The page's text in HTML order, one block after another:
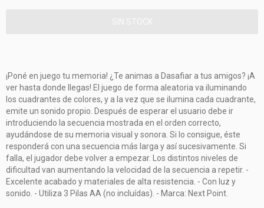
​​¡Poné en juego tu memoria! ¿Te animas a Dasafiar a tus amigos? ¡A
ver hasta donde llegas! El juego de forma aleatoria va iluminando
los cuadrantes de colores, y a la vez que se ilumina cada cuadrante,
emite un sonido propio. Después de esperar el usuario debe ir
introduciendo la secuencia mostrada en el orden correcto,
ayudándose de su memoria visual y sonora. Si lo consigue, éste
responderá con una secuencia más larga y así sucesivamente. Si
falla, el jugador debe volver a empezar. Los distintos niveles de
dificultad van aumentando la velocidad de la secuencia a repetir. -
Excelente acabado y materiales de alta resistencia. - Con luz y
sonido. - Utiliza 3 Pilas AA (no incluídas). - Marca: Next Point.